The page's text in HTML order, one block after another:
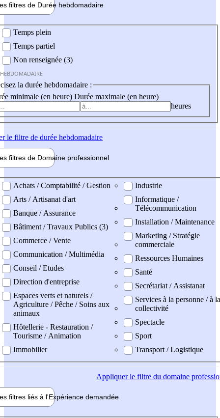
filtres de Durée hebdomadaire
Temps plein
Temps partiel
Non renseignée (3)
la durée hebdomadaire :
minimale (en heure) Durée maximale (en heure)
heures
le filtre de durée hebdomadaire
filtres de Domaine professionnel
professionel
Achats / Comptabilité / Gestion
Arts / Artisanat d'art
Banque / Assurance
Bâtiment / Travaux Publics (3)
Commerce / Vente
Communication / Multimédia
Conseil / Etudes
Direction d'entreprise
Espaces verts et naturels /
Agriculture / Pêche / Soins aux
animaux
Hôtellerie - Restauration /
Tourisme / Animation
Immobilier
Industrie
Informatique /
Télécommunication
Installation / Maintenance
Marketing / Stratégie
commerciale
Ressources Humaines
Santé
Secrétariat / Assistanat
Services à la personne / à la
collectivité
Spectacle
Sport
Transport / Logistique
Appliquerle filtre du domaine
filtres liés à l'Expérience demandée